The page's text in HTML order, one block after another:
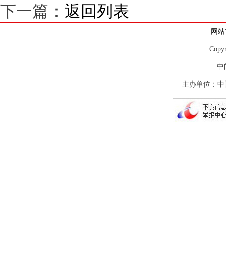
下一篇： 返回列表
网
中
主办单位：